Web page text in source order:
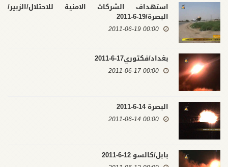
استهداف الشركات الامنية للاحتلال/الزبير/
البصرة/19-6-2011
00:00 2011-06-19
بغداد/فكتوري17-6-2011
00:00 2011-06-17
البصرة 14-6-2011
00:00 2011-06-14
بابل/كالسو 12-6-2011